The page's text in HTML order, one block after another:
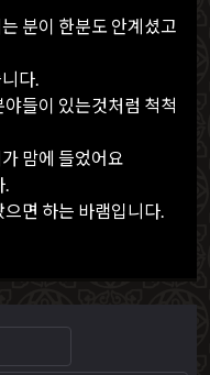
분이 한분도 안계셨고
다.
들이 있는것처럼 척척
맘에 들었어요
.
면 하는 바램입니다.